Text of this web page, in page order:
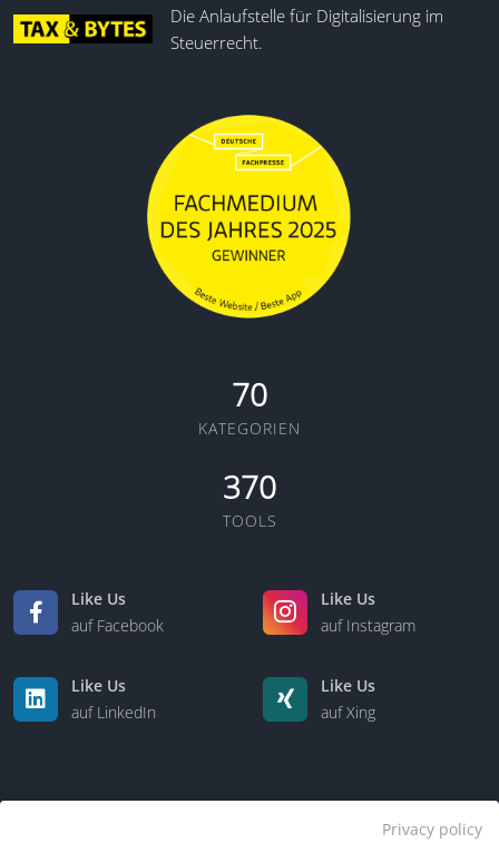
Die Anlaufstelle für Digitalisierung im
Steuerrecht.
70
KATEGORIEN
370
TOOLS
Like Us
auf Facebook
Like Us
auf Instagram
Like Us
auf LinkedIn
Like Us
auf Xing
Privacy policy